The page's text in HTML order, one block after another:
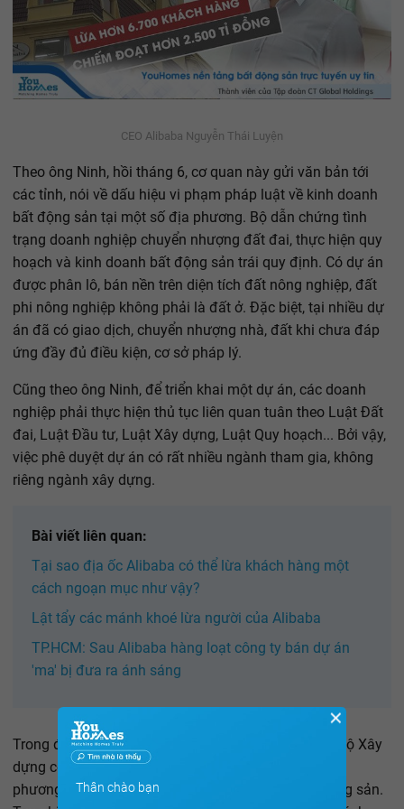
CEO Alibaba Nguyễn Thái Luyện
Theo ông Ninh, hồi tháng 6, cơ quan này gửi văn bản tới
các tỉnh, nói về dấu hiệu vi phạm pháp luật về kinh doanh
bất động sản tại một số địa phương. Bộ dẫn chứng tình
trạng doanh nghiệp chuyển nhượng đất đai, thực hiện quy
hoạch và kinh doanh bất động sản trái quy định. Có dự án
được phân lô, bán nền trên diện tích đất nông nghiệp, đất
phi nông nghiệp không phải là đất ở. Đặc biệt, tại nhiều dự
án đã có giao dịch, chuyển nhượng nhà, đất khi chưa đáp
ứng đầy đủ điều kiện, cơ sở pháp lý.
Cũng theo ông Ninh, để triển khai một dự án, các doanh
nghiệp phải thực hiện thủ tục liên quan tuân theo Luật Đất
đai, Luật Đầu tư, Luật Xây dựng, Luật Quy hoạch... Bởi vậy,
việc phê duyệt dự án có rất nhiều ngành tham gia, không
riêng ngành xây dựng.
Bài viết liên quan:
Tại sao địa ốc Alibaba có thể lừa khách hàng một
cách ngoạn mục như vậy?
Lật tẩy các mánh khoé lừa người của Alibaba
TP.HCM: Sau Alibaba hàng loạt công ty bán dự án
'ma' bị đưa ra ánh sáng
Trong đó, Luật Kinh doanh bất động sản quy định: Bộ Xây
dựng có trách nhiệm phối hợp với các sở, ngành địa
phương để thực thi pháp luật về kinh doanh bất động sản.
✕
Thân chào bạn